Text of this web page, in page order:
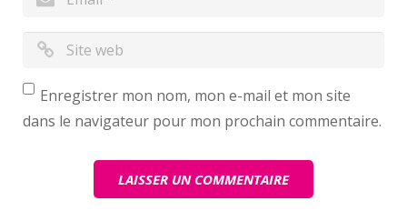
Enregistrer mon nom, mon e-mail et mon site
dans le navigateur pour mon prochain commentaire.